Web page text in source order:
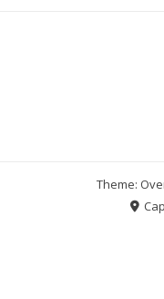
Theme: